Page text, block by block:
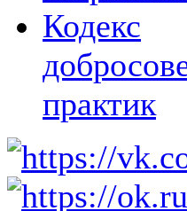
Кодекс
практик